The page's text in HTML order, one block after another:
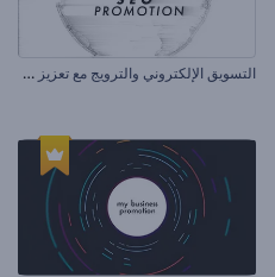
ا
لتسويق الإلكتروني والترويج مع تعزيز محرك البحث